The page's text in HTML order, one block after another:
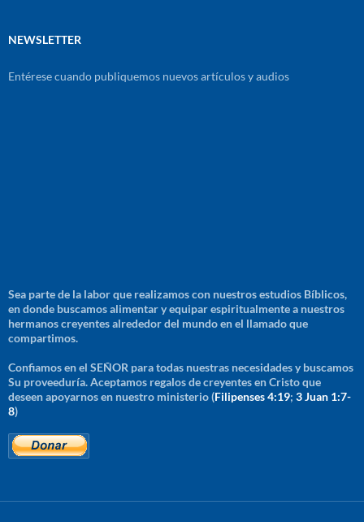
NEWSLETTER
Entérese cuando publiquemos nuevos artículos y audios
Sea parte de la labor que realizamos con nuestros estudios Bíblicos,
en donde buscamos alimentar y equipar espiritualmente a nuestros
hermanos creyentes alrededor del mundo en el llamado que
compartimos.
Confiamos en el SEÑOR para todas nuestras necesidades y buscamos
Su proveeduría. Aceptamos regalos de creyentes en Cristo que
deseen apoyarnos en nuestro ministerio (Filipenses 4:19; 3 Juan 1:7-
8)